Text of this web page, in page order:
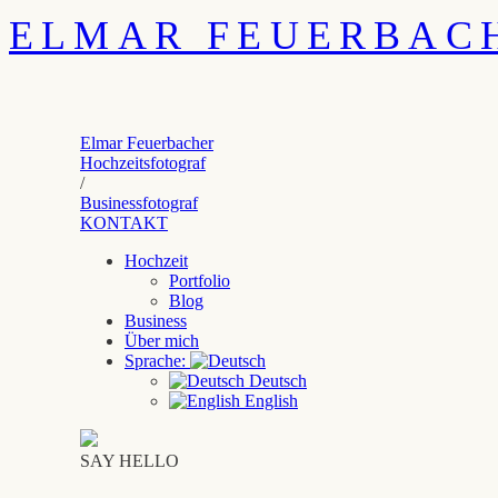
ELMAR
Elmar Feuerbacher
Hochzeitsfotograf
/
Businessfotograf
KONTAKT
Hochzeit
Portfolio
Blog
Business
Über mich
Sprache:
Deutsch
English
SAY HELLO